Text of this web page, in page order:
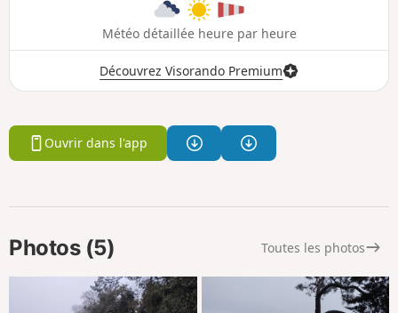
Météo détaillée heure par heure
Découvrez Visorando Premium
Ouvrir dans l'app
Photos (5) Toutes les photos